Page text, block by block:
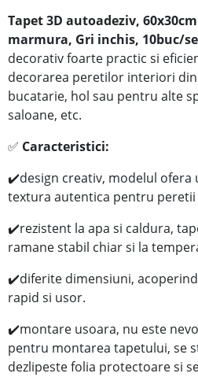
Tapet 3D autoadeziv,
marmura, Gri inchis, 10buc/
decorativ foarte practic si
decorarea peretilor interiori
bucatarie, hol sau pentru alte
saloane, etc.
✅ Caracteristici:
✔️design creativ, modelul ofera
textura autentica pentru
✔️rezistent la apa si caldura,
ramane stabil chiar si la
✔️diferite dimensiuni,
rapid si usor.
✔️montare usoara, nu este
pentru montarea tapetului, se
dezlipeste folia protectoare si